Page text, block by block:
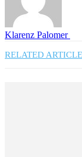
Klarenz Palomer
RELATED